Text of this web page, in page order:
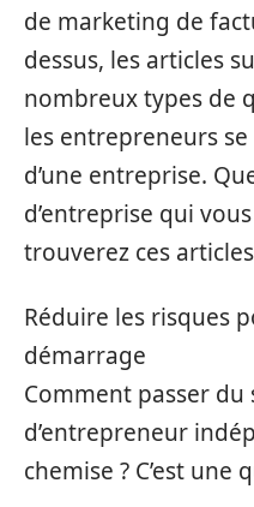
de marketing de
dessus, les articles
nombreux types de
les entrepreneurs
d’une entreprise.
d’entreprise qui
trouverez ces
Réduire les risques
démarrage
Comment passer
d’entrepreneur
chemise ? C’est